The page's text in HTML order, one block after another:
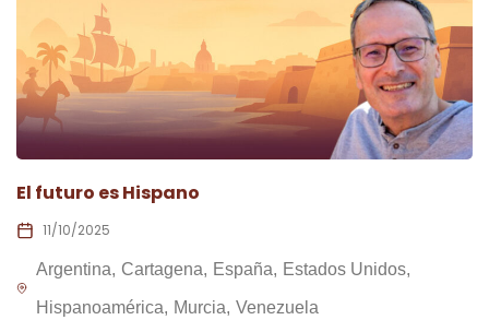
El futuro es Hispano
11/10/2025
Argentina Cartagena España Estados Unidos
Hispanoamérica Murcia Venezuela